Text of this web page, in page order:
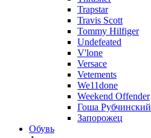
Trapstar
Travis Scott
Tommy Hilfiger
Undefeated
V'lone
Versace
Vetements
We11done
Weekend Offender
Гоша Рубчинский
Запорожец
Обувь